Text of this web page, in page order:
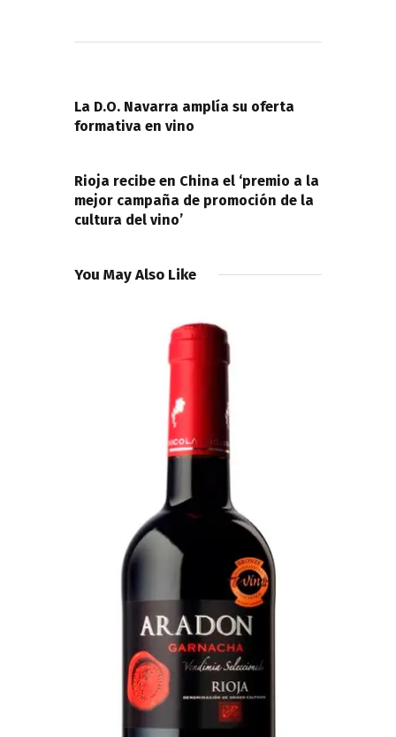
entradas
La D.O. Navarra amplía su oferta
formativa en vino
Rioja recibe en China el ‘premio a la
mejor campaña de promoción de la
cultura del vino’
You May Also Like